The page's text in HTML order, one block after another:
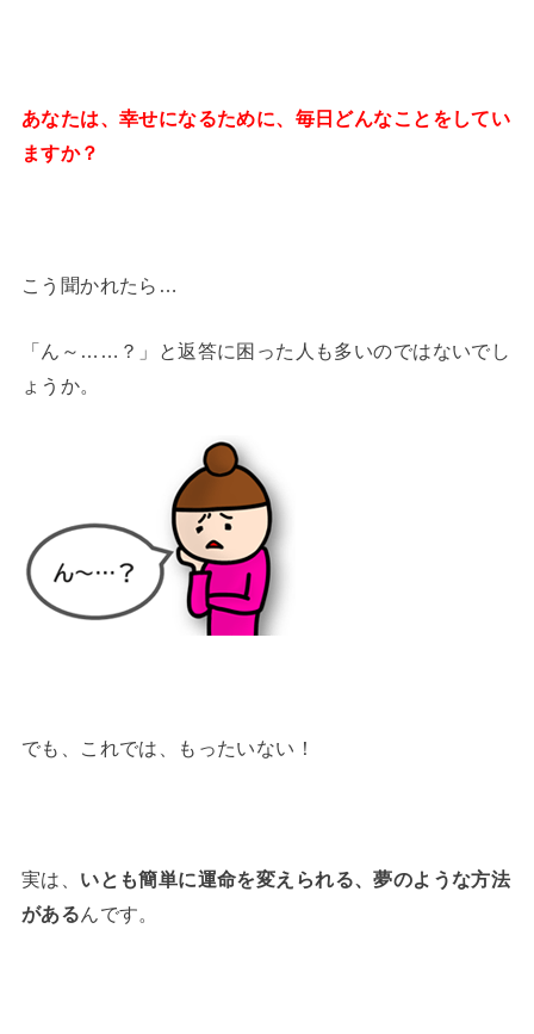
あなたは、幸せになるために、毎日どんなことをしてい
ますか？
こう聞かれたら…
「ん～……？」と返答に困った人も多いのではないでし
ょうか。
でも、これでは、もったいない！
実は、 いとも簡単に運命を変えられる、夢のような方法
があるんです。